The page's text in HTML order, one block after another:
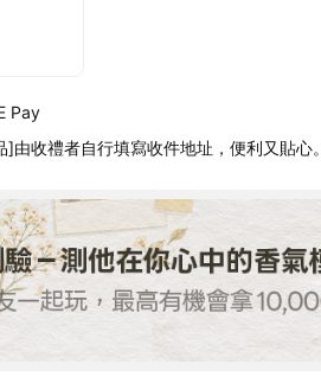
Pay
]由收禮者自行填寫收件地址，便利又貼心。